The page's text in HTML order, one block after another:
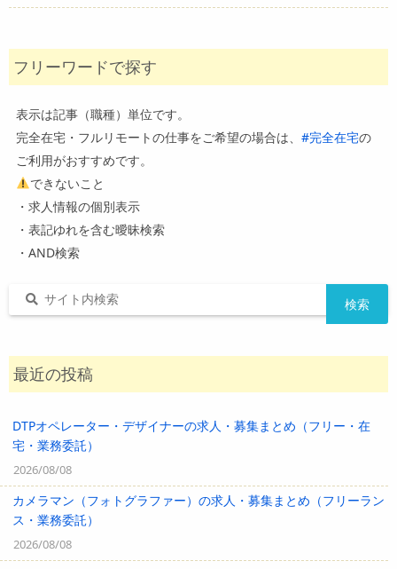
フリーワードで探す
表示は記事（職種）単位です。
完全在宅・フルリモートの仕事をご希望の場合は、 #完全在宅の
ご利用がおすすめです。
できないこと
・求人情報の個別表示
・表記ゆれを含む曖昧検索
・AND検索
最近の投稿
DTPオペレーター・デザイナーの求人・募集まとめ（フリー・在
宅・業務委託）
2026/08/08
カメラマン（フォトグラファー）の求人・募集まとめ（フリーラン
ス・業務委託）
2026/08/08